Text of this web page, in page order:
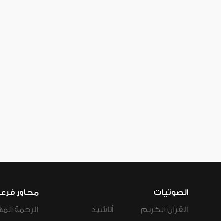
الصوتيات
القرآن الكريم
أناشيد
محاور
الرحمة